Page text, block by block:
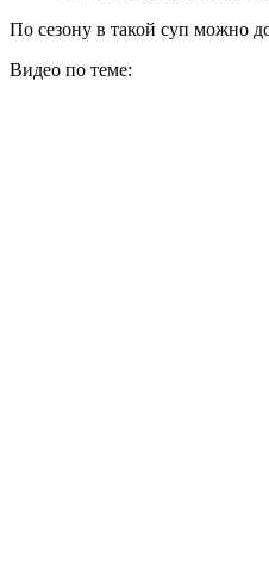
По сезону в такой суп можно
Видео по теме: